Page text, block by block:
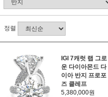
정렬
IGI 7캐럿 랩 그로
운 다이아몬드 다
이아 반지 프로포
즈 클레프
5,380,000원